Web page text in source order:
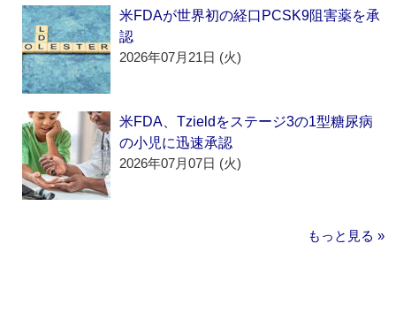
米FDAが世界初の経口PCSK9阻害薬を承
認
2026年07月21日 (火)
米FDA、Tzieldをステージ3の1型糖尿病
の小児に迅速承認
2026年07月07日 (火)
もっと見る »